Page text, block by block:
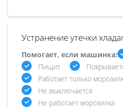
Устранение утечки
Помогает, если машинка:
Пищит
Работает только
Не выключается
Не работает морозилка